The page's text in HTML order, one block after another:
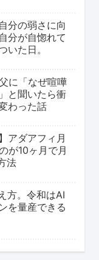
分の弱さに向
分が自惚れて
いた日。
に「なぜ喧嘩
と聞いたら衝
わった話
アダアフィ月
が10ヶ月で月
法
方。令和はAI
を量産できる